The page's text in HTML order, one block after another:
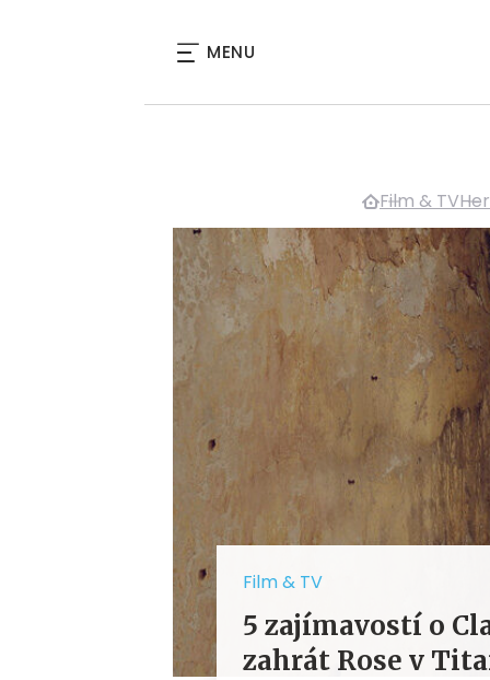
MENU
Film & TV
Film & TV
5 zajímavostí o
zahrát Rose v